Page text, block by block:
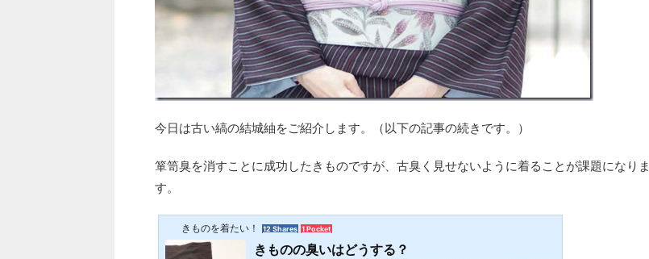
今日は古い縞の結城紬をご紹介します。（以下の記事の続きです。）
箪笥臭を消すことに成功したきものですが、古臭く見せないように着ることが課題になりま
す。
きものを着たい！ 12 Shares 1 Pocket
きものの臭いはどうする？